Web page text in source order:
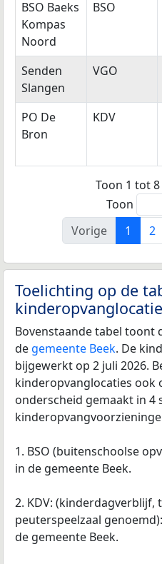
BSO Baeks
Kompas
Noord
BSO
Senden
Slangen
VGO
PO De
Bron
KDV
Toon 1 tot
Toon
Vorige
1 2
Toelichting op de
Bovenstaande tabel toont
de gemeente Beek. De
bijgewerkt op 2 juli 2026.
kinderopvanglocaties ook
onderscheid gemaakt in 4
1. BSO (buitenschoolse
in de gemeente Beek.
2. KDV: (kinderdagverblijf,
peuterspeelzaal
de gemeente Beek.